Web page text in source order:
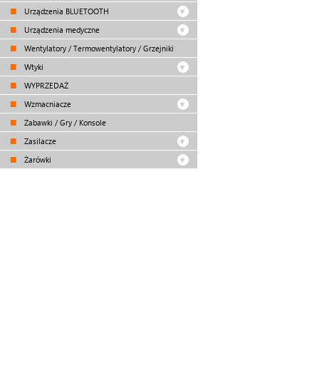
Urządzenia BLUETOOTH
Urządzenia medyczne
Wentylatory / Termowentylatory / Grzejniki
Wtyki
WYPRZEDAŻ
Wzmacniacze
Zabawki / Gry / Konsole
Zasilacze
Żarówki